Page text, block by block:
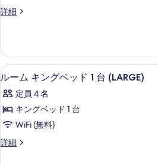
す
ビ
(EXTRA
LARGE
KING)
の
す
べ
て
バ
ー
ー
(EXTRA
LARGE
KING)
の
詳
細
ム
の
す
べ
て
の
写
真
詳細
ツ
ー
ム
(LARGE)
詳
細
ル
ー
ム
キ
グ
7
ルーム キングベッド 1 台 (LARGE)
定員 4 名
キングベッド 1 台
WiFi (無料)
詳細
ル